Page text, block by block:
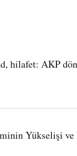
hilafet: AKP
Yükselişi ve